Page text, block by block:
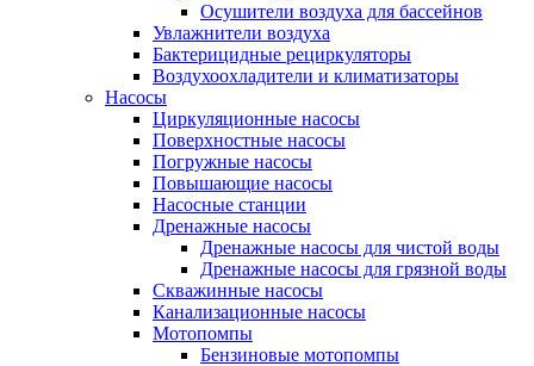
Осушители воздуха для бассейнов
Увлажнители воздуха
Бактерицидные рециркуляторы
Воздухоохладители и климатизаторы
Насосы
Циркуляционные насосы
Поверхностные насосы
Погружные насосы
Повышающие насосы
Насосные станции
Дренажные насосы
Дренажные насосы для чистой воды
Дренажные насосы для грязной воды
Скважинные насосы
Канализационные насосы
Мотопомпы
Бензиновые мотопомпы